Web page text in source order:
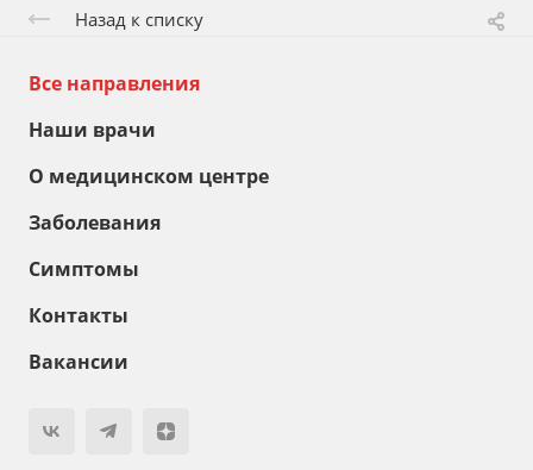
Назад к списку
Все направления
Наши врачи
О медицинском центре
Заболевания
Симптомы
Контакты
Вакансии